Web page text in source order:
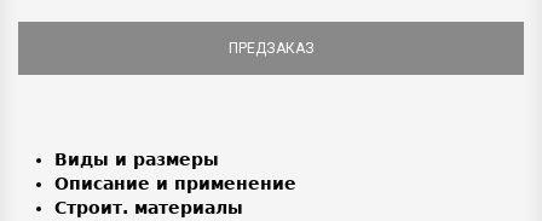
ПРЕДЗАКАЗ
Виды и размеры
Описание и применение
Строит. материалы